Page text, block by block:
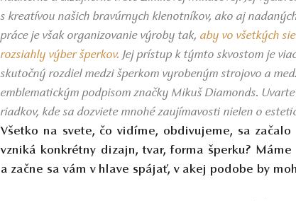
s kreatívou našich bravúrnych klenotníkov, ako aj
práce je však organizovanie výroby tak, aby vo všetkých
rozsiahly výber šperkov. Jej prístup k týmto skvostom je
skutočný rozdiel medzi šperkom vyrobeným strojovo a
emblematickým podpisom značky Mikuš Diamonds.
riadkov, kde sa dozviete mnohé zaujímavosti nielen o
Všetko na svete, čo vidíme, obdivujeme, sa
vzniká konkrétny dizajn, tvar, forma šperku?
a začne sa vám v hlave spájať, v akej podobe by